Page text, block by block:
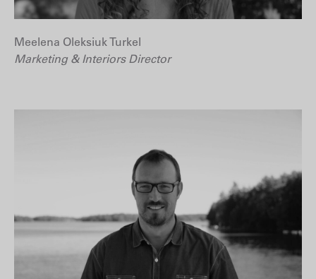
Meelena Oleksiuk Turkel
Marketing & Interiors Director